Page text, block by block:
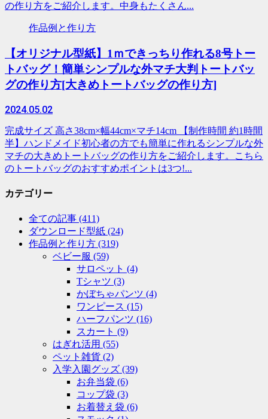
の作り方をご紹介します。中身もたくさん...
作品例と作り方
【オリジナル型紙】1ｍできっちり作れる8号トー
トバッグ！簡単シンプルな外マチ大判トートバッ
グの作り方[大きめトートバッグの作り方]
2024.05.02
完成サイズ 高さ38cm×幅44cm×マチ14cm 【制作時間 約1時間
半】ハンドメイド初心者の方でも簡単に作れるシンプルな外
マチの大きめトートバッグの作り方をご紹介します。こちら
のトートバッグのおすすめポイントは3つ!...
カテゴリー
全ての記事 (411)
ダウンロード型紙 (24)
作品例と作り方 (319)
ベビー服 (59)
サロペット (4)
Tシャツ (3)
かぼちゃパンツ (4)
ワンピース (15)
ハーフパンツ (16)
スカート (9)
はぎれ活用 (55)
ペット雑貨 (2)
入学入園グッズ (39)
お弁当袋 (6)
コップ袋 (3)
お着替え袋 (6)